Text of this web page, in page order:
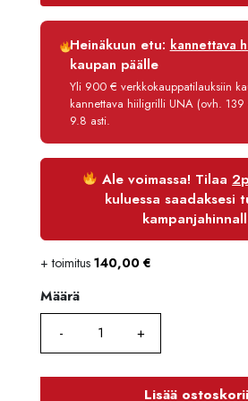
Luottoaika
Korko
Käsittelymaksu
Maksettava yhteensä
Heinäkuun etu: kannettava
kaupan päälle
Yli 900 € verkkokauppatilauksiin
kannettava hiiligrilli UNA (ovh. 139
9.8 asti.
Ale voimassa! Tilaa
kuluessa saadaksesi
+ toimitus 140,00 €
Määrä
Määrä
Lisää